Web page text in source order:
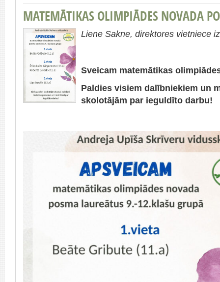
MATEMĀTIKAS OLIMPIĀDES NOVADA
Liene Sakne, direktores vietniece
Sveicam matemātikas
Paldies visiem dalībniekiem un
skolotājām par ieguldīto darbu!